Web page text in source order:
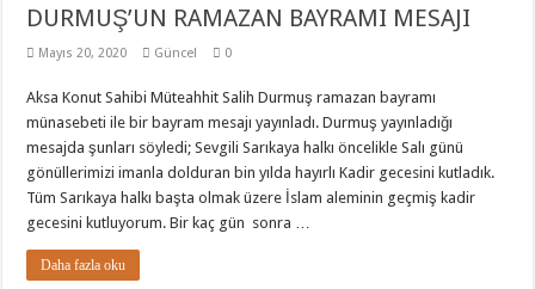
DURMUŞ’UN RAMAZAN BAYRAMI MESAJI
Mayıs 20, 2020 Güncel 0
Aksa Konut Sahibi Müteahhit Salih Durmuş ramazan bayramı
münasebeti ile bir bayram mesajı yayınladı. Durmuş yayınladığı
mesajda şunları söyledi; Sevgili Sarıkaya halkı öncelikle Salı günü
gönüllerimizi imanla dolduran bin yılda hayırlı Kadir gecesini kutladık.
Tüm Sarıkaya halkı başta olmak üzere İslam aleminin geçmiş kadir
gecesini kutluyorum. Bir kaç gün sonra …
Daha fazla oku